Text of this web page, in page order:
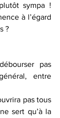
sympa !
à l’égard
?
pas
entre
pas tous
sert qu’à la